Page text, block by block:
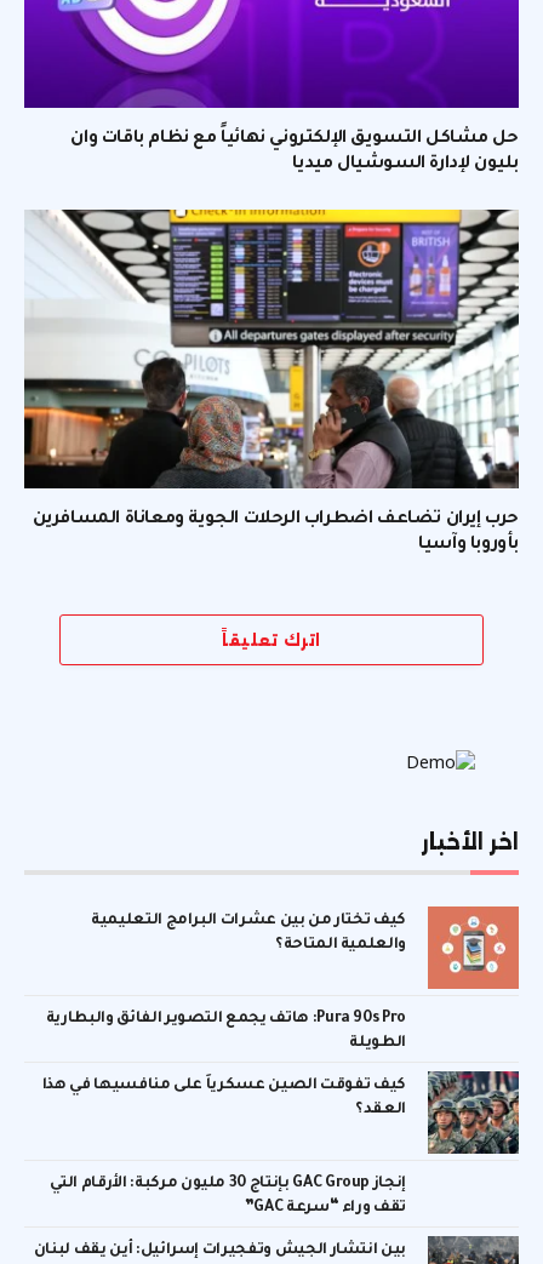
حل مشاكل التسويق الإلكتروني نهائياً مع نظام باقات وان
بليون لإدارة السوشيال ميديا
حرب إيران تضاعف اضطراب الرحلات الجوية ومعاناة المسافرين
بأوروبا وآسيا
اترك تعليقاً
اخر الأخبار
كيف تختار من بين عشرات البرامج التعليمية
والعلمية المتاحة؟
Pura 90s Pro: هاتف يجمع التصوير الفائق والبطارية
الطويلة
كيف تفوقت الصين عسكرياً على منافسيها في هذا
العقد؟
إنجاز GAC Group بإنتاج 30 مليون مركبة: الأرقام التي
تقف وراء “سرعة GAC”
بين انتشار الجيش وتفجيرات إسرائيل: أين يقف لبنان